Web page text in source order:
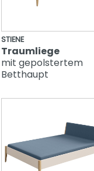
STIENE
Traumliege
mit gepolstertem
Betthaupt